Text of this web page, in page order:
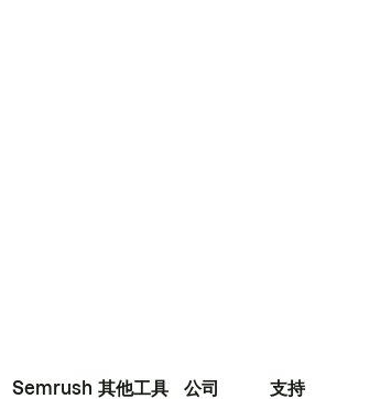
Semrush 其他工具 公司 支持